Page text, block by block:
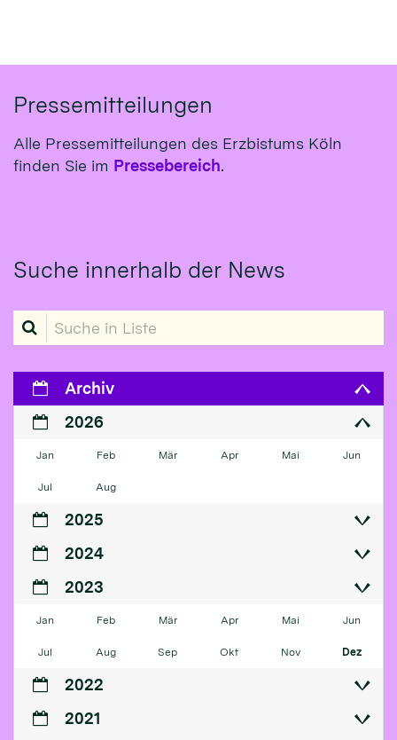
Pressemitteilungen
Alle Pressemitteilungen des Erzbistums Köln
finden Sie im Pressebereich.
Suche innerhalb der News
Suche in Liste
Archiv
2026
Jan Feb Mär Apr Mai Jun
Jul Aug
2025
2024
2023
Jan Feb Mär Apr Mai Jun
Jul Aug Sep Okt Nov Dez
2022
2021